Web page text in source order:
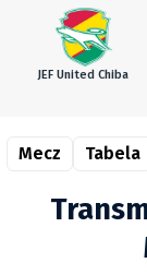
JEF United Chiba
Mecz Tabela